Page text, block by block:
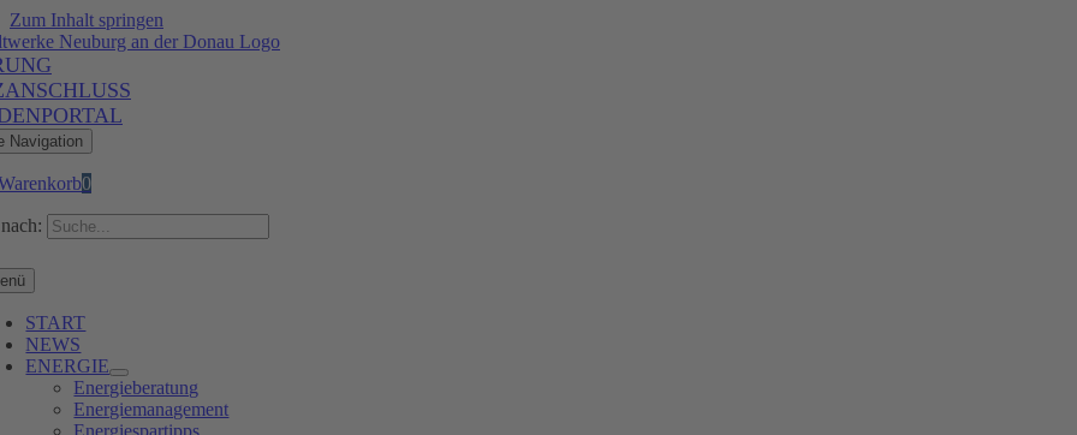
Zum Inhalt springen
Navigation
0
START
NEWS
ENERGIE
Energieberatung
Energiemanagement
Energiespartipps